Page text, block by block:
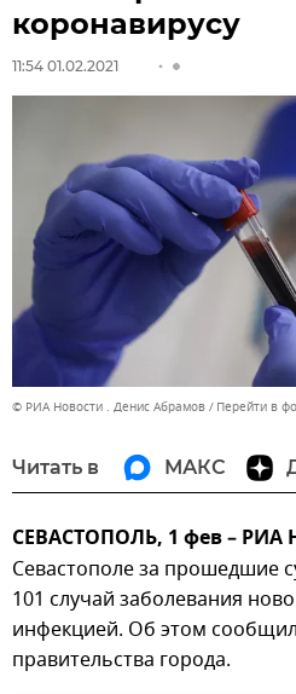
коронавирусу
11:54 01.02.2021
© РИА Новости . Денис Абрамов Перейти в
Читать в МАКС
СЕВАСТОПОЛЬ, 1 фев – РИА
Севастополе за прошедшие
101 случай заболевания
инфекцией. Об этом
правительства города.